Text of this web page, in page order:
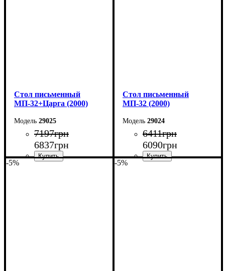
Cтол письменный
МП-32+Царга (2000)
29025
7197грн
6837грн
Cтол письменный
МП-32 (2000)
29024
6411грн
6090грн
-5% -5%